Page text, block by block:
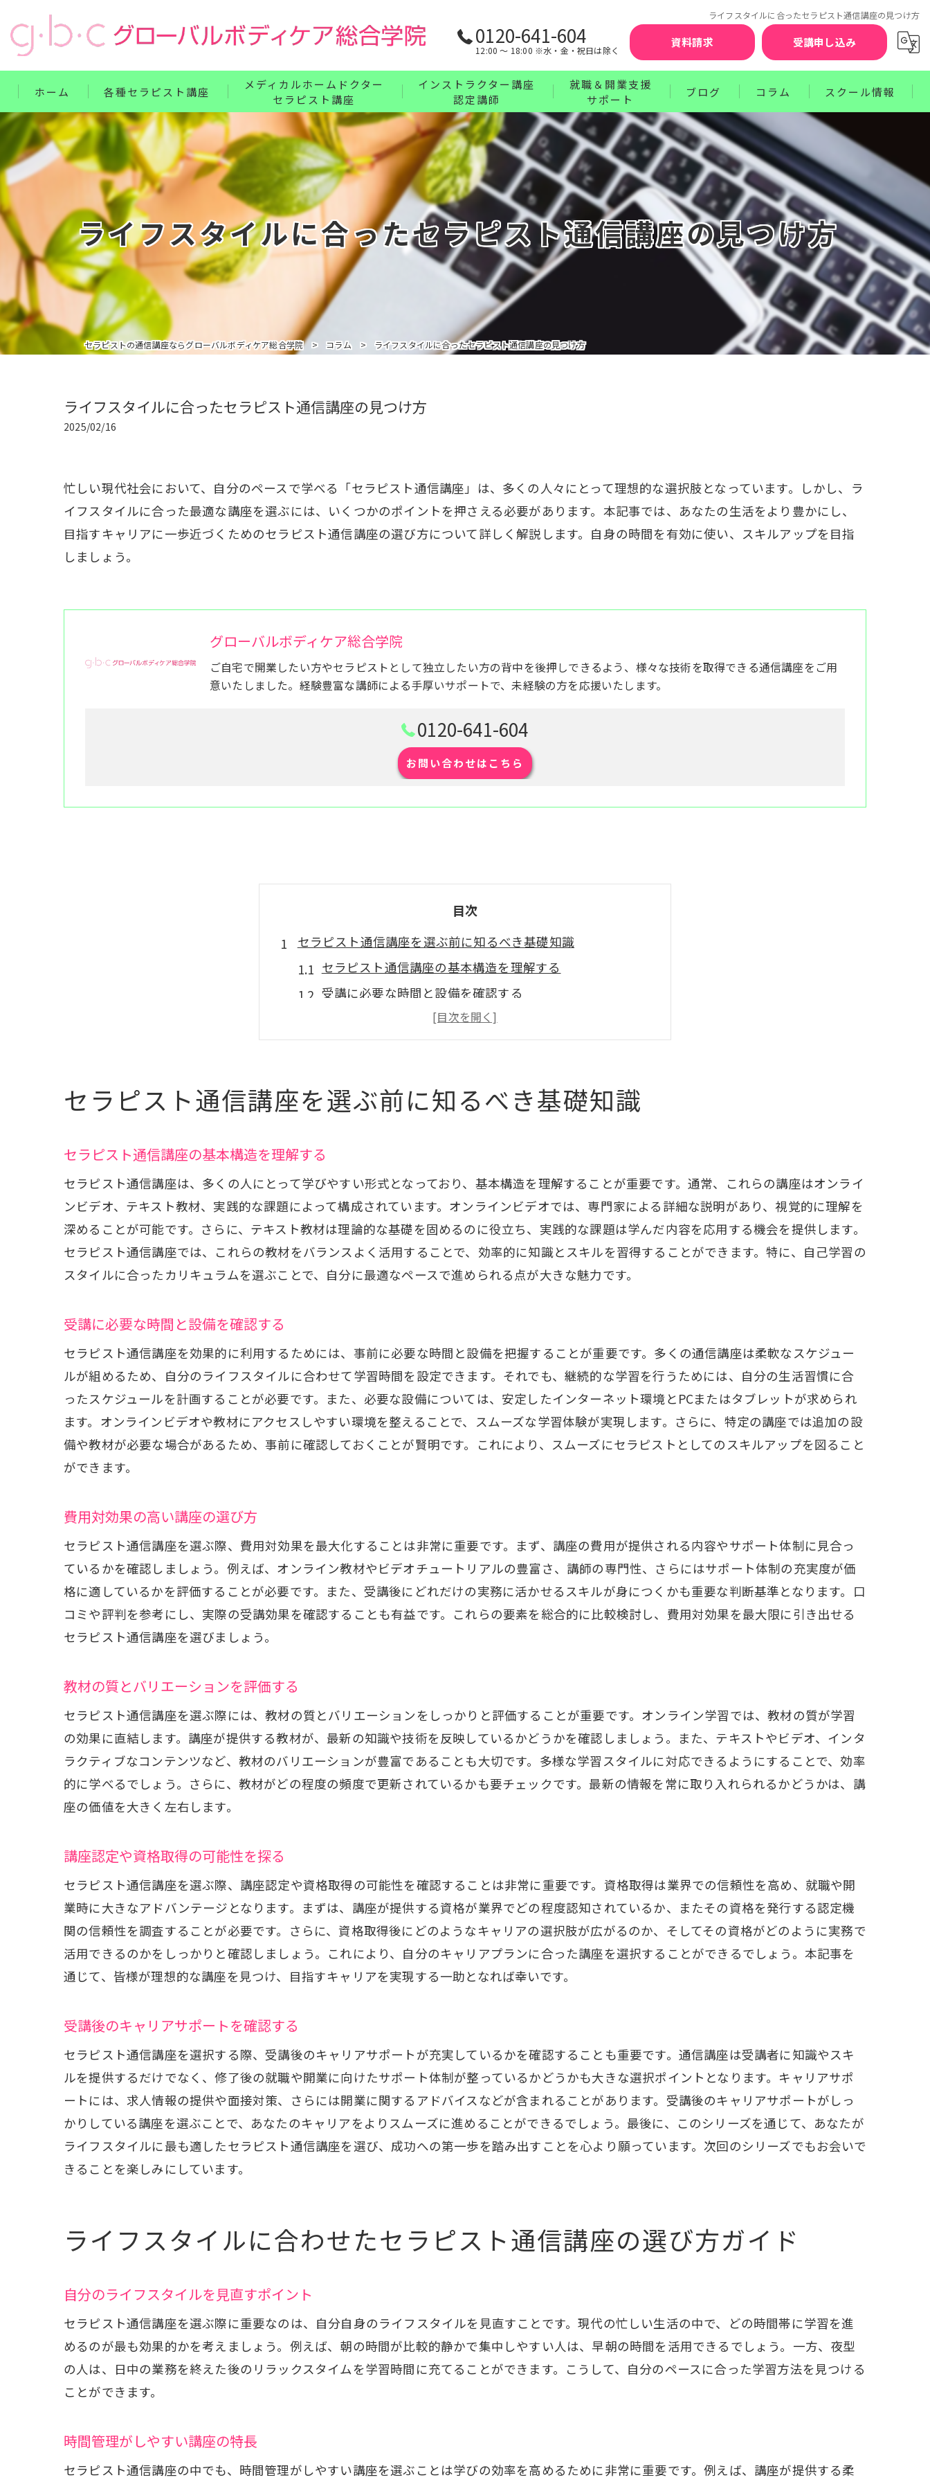
ライフスタイルに合ったセラピスト通信講座の見つけ方
0120-641-604
12:00 〜 18:00 ※水・金・祝日は除く
資料請求 受講申し込み
ホーム 各種セラピスト講座
リンパ・ボディケア整体コース
フェイス・ヘッド・耳つぼコース
ハンドコース
フットコース
ベビー・腸もみコース
セット講座
メディカルホームドクター
セラピスト講座
セット講座
ホームドクター講座について
インストラクター講座
認定講師
リンパ・ボディケア・整体・腸もみインストラクターコース
フェイス・ヘッド・耳つぼインストラクターコース
ハンドインストラクターコース
フットインストラクターコース
まとめてお得なインストラクターセットコース
インストラクター講座について
インストラクターを追加受講の方はこちら
就職＆開業支援
サポート
業界最強のサポート
充実の教育プログラム
ブログ
お知らせ
ワンポイントレッスン
コラム スクール情報
セラピスト賠償責任補償制度
講師紹介
受講前の不安を解消するQ&A
お申込みから資格取得までのステップ
受講生の声
卒業生の声
受講料のお支払方法
W資格と就職サポート
ライフスタイルに合ったセラピスト通信講座の見つけ方
セラピストの通信講座ならグローバルボディケア総合学院 コラム ライフスタイルに合ったセラピスト通信講座の見つけ方
ライフスタイルに合ったセラピスト通信講座の見つけ方
2025/02/16
忙しい現代社会において、自分のペースで学べる「セラピスト通信講座」は、多くの人々にとって理想的な選択肢となっています。しかし、ラ
イフスタイルに合った最適な講座を選ぶには、いくつかのポイントを押さえる必要があります。本記事では、あなたの生活をより豊かにし、
目指すキャリアに一歩近づくためのセラピスト通信講座の選び方について詳しく解説します。自身の時間を有効に使い、スキルアップを目指
しましょう。
グローバルボディケア総合学院
ご自宅で開業したい方やセラピストとして独立したい方の背中を後押しできるよう、様々な技術を取得できる通信講座をご用
意いたしました。経験豊富な講師による手厚いサポートで、未経験の方を応援いたします。
0120-641-604
お問い合わせはこちら
目次
セラピスト通信講座を選ぶ前に知るべき基礎知識
セラピスト通信講座の基本構造を理解する
受講に必要な時間と設備を確認する
費用対効果の高い講座の選び方
教材の質とバリエーションを評価する
受講後のキャリアサポートを確認する
自分のライフスタイルを見直すポイント
育児や仕事との両立を支援するプログラム
学習環境を整えるためのヒント
オンライン学習の柔軟性を最大限に活用する
サポート体制が充実した講座を選ぶ
講師の実績と経験をチェックする
受講生のレビューと評価を参考にする
カスタマーサポートと問い合わせ体制を評価する
練習機会と実地研修の有無を確認する
修了後のフォローアップ体制を考慮する
オンラインコミュニティを活用した学びの共有
自宅で学ぶための環境づくり
デジタル教材の活用法とメリット
フリーランスとしての独立をサポートする講座
職場での地位向上に役立つ資格取得
業界ネットワークを広げる機会の提供
セラピストとしての専門性を高める
ストレスフリーな学びの環境をデザインする
自律的な学習を促進するモチベーション戦略
進度に合わせたカリキュラムの調整方法
自分のペースを守るための時間管理術
朝型・夜型に対応する講座の選び方
週末に集中学習できるプランを選ぶ
ライフスタイルに適した学習方法の工夫
家族や仕事との調整をサポートするツール
効果的な学習計画の立て方
自己改善を促進するためのリフレクション
スキルの習得を加速する学習ツールの活用
セラピスト通信講座を選ぶ前に知るべき基礎知識
セラピスト通信講座の基本構造を理解する
セラピスト通信講座は、多くの人にとって学びやすい形式となっており、基本構造を理解することが重要です。通常、これらの講座はオンライ
ンビデオ、テキスト教材、実践的な課題によって構成されています。オンラインビデオでは、専門家による詳細な説明があり、視覚的に理解を
深めることが可能です。さらに、テキスト教材は理論的な基礎を固めるのに役立ち、実践的な課題は学んだ内容を応用する機会を提供します。
セラピスト通信講座では、これらの教材をバランスよく活用することで、効率的に知識とスキルを習得することができます。特に、自己学習の
スタイルに合ったカリキュラムを選ぶことで、自分に最適なペースで進められる点が大きな魅力です。
受講に必要な時間と設備を確認する
セラピスト通信講座を効果的に利用するためには、事前に必要な時間と設備を把握することが重要です。多くの通信講座は柔軟なスケジュー
ルが組めるため、自分のライフスタイルに合わせて学習時間を設定できます。それでも、継続的な学習を行うためには、自分の生活習慣に合
ったスケジュールを計画することが必要です。また、必要な設備については、安定したインターネット環境とPCまたはタブレットが求められ
ます。オンラインビデオや教材にアクセスしやすい環境を整えることで、スムーズな学習体験が実現します。さらに、特定の講座では追加の設
備や教材が必要な場合があるため、事前に確認しておくことが賢明です。これにより、スムーズにセラピストとしてのスキルアップを図ること
ができます。
費用対効果の高い講座の選び方
セラピスト通信講座を選ぶ際、費用対効果を最大化することは非常に重要です。まず、講座の費用が提供される内容やサポート体制に見合っ
ているかを確認しましょう。例えば、オンライン教材やビデオチュートリアルの豊富さ、講師の専門性、さらにはサポート体制の充実度が価
格に適しているかを評価することが必要です。また、受講後にどれだけの実務に活かせるスキルが身につくかも重要な判断基準となります。口
コミや評判を参考にし、実際の受講効果を確認することも有益です。これらの要素を総合的に比較検討し、費用対効果を最大限に引き出せる
セラピスト通信講座を選びましょう。
教材の質とバリエーションを評価する
セラピスト通信講座を選ぶ際には、教材の質とバリエーションをしっかりと評価することが重要です。オンライン学習では、教材の質が学習
の効果に直結します。講座が提供する教材が、最新の知識や技術を反映しているかどうかを確認しましょう。また、テキストやビデオ、インタ
ラクティブなコンテンツなど、教材のバリエーションが豊富であることも大切です。多様な学習スタイルに対応できるようにすることで、効率
的に学べるでしょう。さらに、教材がどの程度の頻度で更新されているかも要チェックです。最新の情報を常に取り入れられるかどうかは、講
座の価値を大きく左右します。
講座認定や資格取得の可能性を探る
セラピスト通信講座を選ぶ際、講座認定や資格取得の可能性を確認することは非常に重要です。資格取得は業界での信頼性を高め、就職や開
業時に大きなアドバンテージとなります。まずは、講座が提供する資格が業界でどの程度認知されているか、またその資格を発行する認定機
関の信頼性を調査することが必要です。さらに、資格取得後にどのようなキャリアの選択肢が広がるのか、そしてその資格がどのように実務で
活用できるのかをしっかりと確認しましょう。これにより、自分のキャリアプランに合った講座を選択することができるでしょう。本記事を
通じて、皆様が理想的な講座を見つけ、目指すキャリアを実現する一助となれば幸いです。
受講後のキャリアサポートを確認する
セラピスト通信講座を選択する際、受講後のキャリアサポートが充実しているかを確認することも重要です。通信講座は受講者に知識やスキ
ルを提供するだけでなく、修了後の就職や開業に向けたサポート体制が整っているかどうかも大きな選択ポイントとなります。キャリアサポ
ートには、求人情報の提供や面接対策、さらには開業に関するアドバイスなどが含まれることがあります。受講後のキャリアサポートがしっ
かりしている講座を選ぶことで、あなたのキャリアをよりスムーズに進めることができるでしょう。最後に、このシリーズを通じて、あなたが
ライフスタイルに最も適したセラピスト通信講座を選び、成功への第一歩を踏み出すことを心より願っています。次回のシリーズでもお会いで
きることを楽しみにしています。
ライフスタイルに合わせたセラピスト通信講座の選び方ガイド
自分のライフスタイルを見直すポイント
セラピスト通信講座を選ぶ際に重要なのは、自分自身のライフスタイルを見直すことです。現代の忙しい生活の中で、どの時間帯に学習を進
めるのが最も効果的かを考えましょう。例えば、朝の時間が比較的静かで集中しやすい人は、早朝の時間を活用できるでしょう。一方、夜型
の人は、日中の業務を終えた後のリラックスタイムを学習時間に充てることができます。こうして、自分のペースに合った学習方法を見つける
ことができます。
時間管理がしやすい講座の特長
セラピスト通信講座の中でも、時間管理がしやすい講座を選ぶことは学びの効率を高めるために非常に重要です。例えば、講座が提供する柔